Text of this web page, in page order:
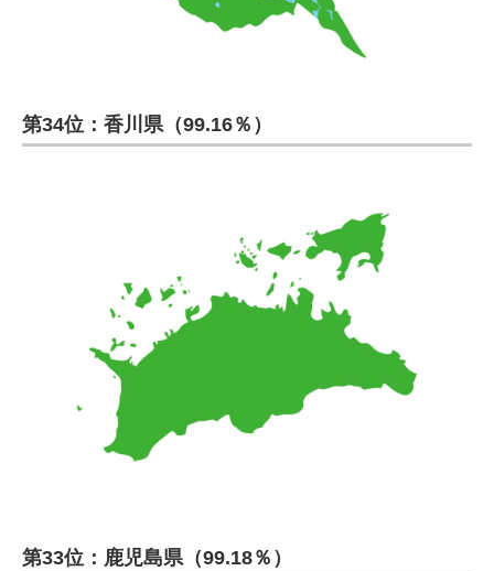
第34位：香川県（99.16％）
第33位：鹿児島県（99.18％）